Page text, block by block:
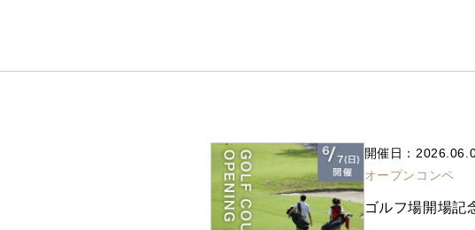
開催日：
オープンコンペ
ゴルフ場開場記